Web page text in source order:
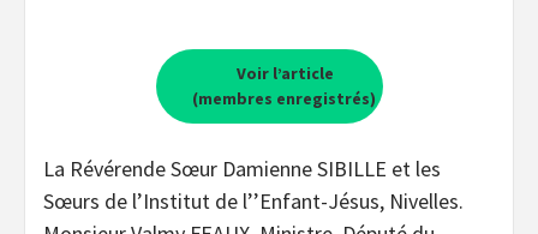
Voir l’article
(membres enregistrés)
La Révérende Sœur Damienne SIBILLE et les
Sœurs de l’Institut de l’’Enfant-Jésus, Nivelles.